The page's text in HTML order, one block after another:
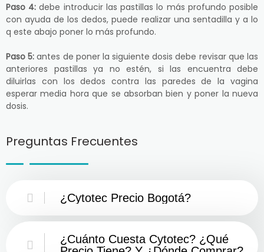
Paso 4: debe introducir las pastillas lo más profundo posible
con ayuda de los dedos, puede realizar una sentadilla y a lo
q este abajo poner lo más profundo.
Paso 5: antes de poner la siguiente dosis debe revisar que las
anteriores pastillas ya no estén, si las encuentra debe
diluirlas con los dedos contra las paredes de la vagina
esperar media hora que se absorban bien y poner la nueva
dosis.
Preguntas Frecuentes
¿Cytotec Precio Bogotá?
¿Cuánto Cuesta Cytotec? ¿Qué